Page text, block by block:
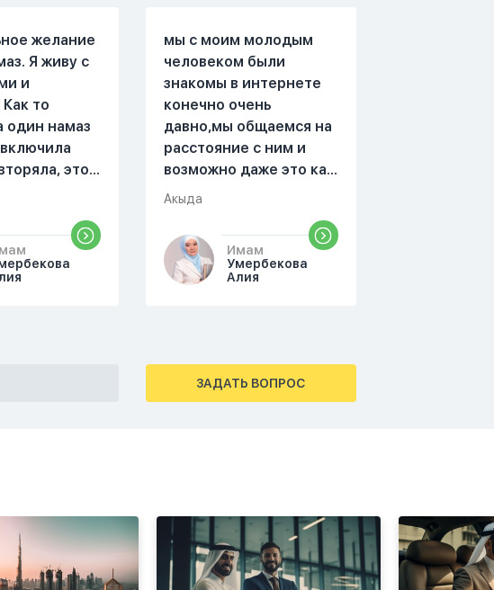
желание
Я живу с
и
то
один намаз
это
сестра.
почему ты
Ты
себя.
От родных
мы с моим молодым
человеком были
знакомы в интернете
конечно очень
давно,мы общаемся на
расстояние с ним и
возможно даже это как
то помешало,знаю о 17
прочитать два раза
истихар намаз,первый
раз я прочитала до
спокойно и в голову
начали лезть только
хорошие мысли,во
переводом на
русский,потому что
боялась ошибиться и
то что намаз не
Акыда
Имам
Умербекова
Алия
ЗАДАТЬ ВОПРОС